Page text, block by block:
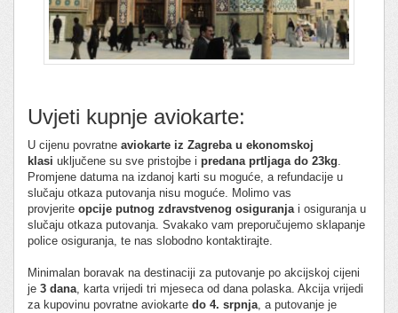
Uvjeti kupnje aviokarte:
U cijenu povratne aviokarte iz Zagreba u ekonomskoj
klasi uključene su sve pristojbe i predana prtljaga do 23kg.
Promjene datuma na izdanoj karti su moguće, a refundacije u
slučaju otkaza putovanja nisu moguće. Molimo vas
provjerite opcije putnog zdravstvenog osiguranjai osiguranja u
slučaju otkaza putovanja. Svakako vam preporučujemo sklapanje
police osiguranja, te nas slobodno kontaktirajte.
Minimalan boravak na destinaciji za putovanje po akcijskoj cijeni
je 3 dana, karta vrijedi tri mjeseca od dana polaska. Akcija vrijedi
za kupovinu povratne aviokarte do 4. srpnja, a putovanje je